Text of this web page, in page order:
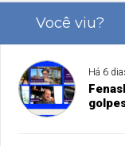
Você viu?
Há 6